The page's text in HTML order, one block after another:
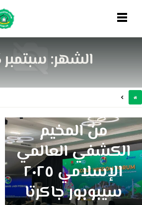
الشهر:سبتمبر 2025
من المخيم
الكشفي العالمي
الإسلامي ٢٠٢٥
سيبوبور جاكرتا